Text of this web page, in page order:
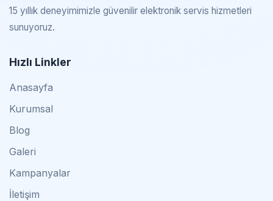
15 yıllık deneyimimizle güvenilir elektronik servis hizmetleri
sunuyoruz.
Hızlı Linkler
Anasayfa
Kurumsal
Blog
Galeri
Kampanyalar
İletişim